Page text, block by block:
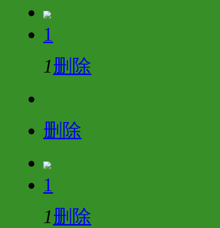
1
1删除
删除
1
1删除